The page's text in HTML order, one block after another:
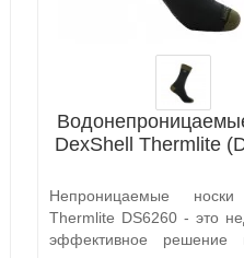
DexShell Thermlite
Непроницаемые
Thermlite DS6260 - это
эффективное решение